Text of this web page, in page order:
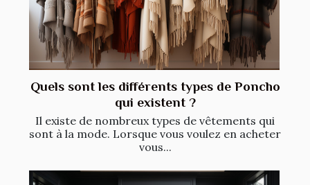
Quels sont les différents types de Poncho
qui existent ?
Il existe de nombreux types de vêtements qui
sont à la mode. Lorsque vous voulez en acheter
vous...